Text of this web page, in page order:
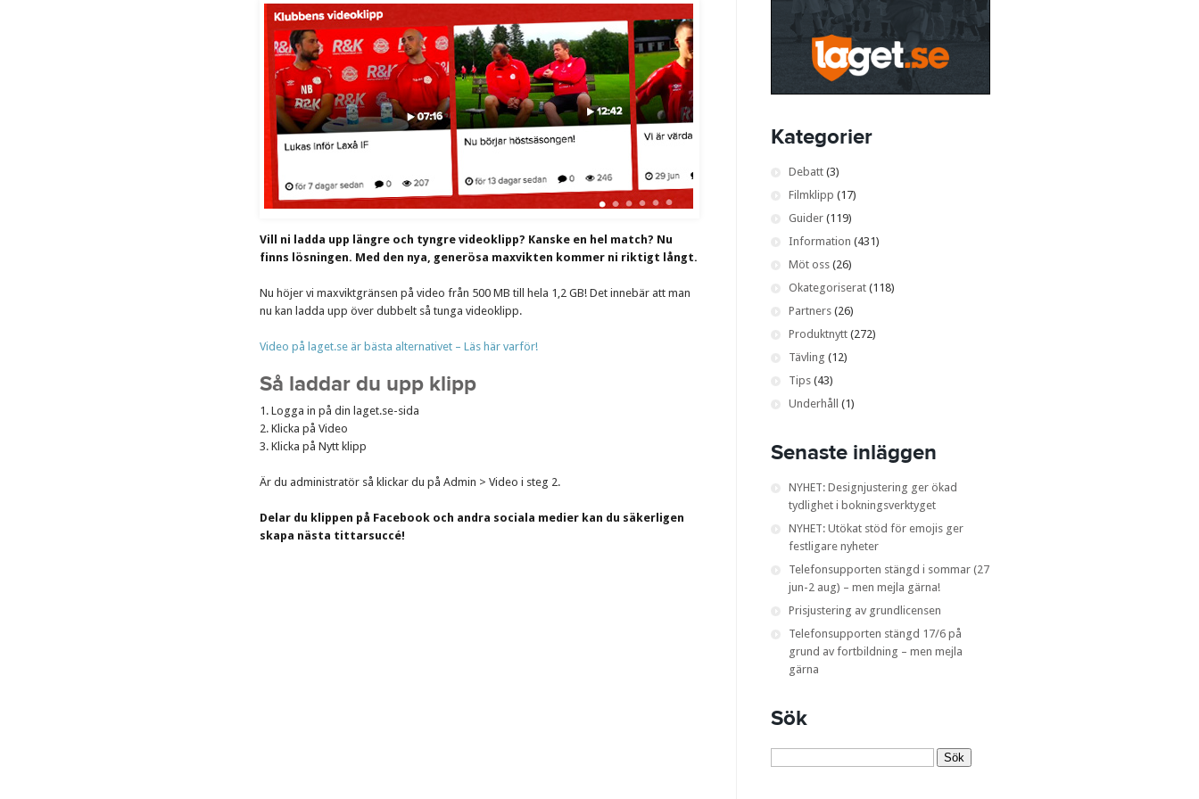
Vill ni ladda upp längre och tyngre videoklipp? Kanske en hel match? Nu
finns lösningen. Med den nya, generösa maxvikten kommer ni riktigt långt.
Nu höjer vi maxviktgränsen på video från 500 MB till hela 1,2 GB! Det innebär att man
nu kan ladda upp över dubbelt så tunga videoklipp.
Video på laget.se är bästa alternativet – Läs här varför!
Så laddar du upp klipp
1. Logga in på din laget.se-sida
2. Klicka på Video
3. Klicka på Nytt klipp
Är du administratör så klickar du på Admin > Video i steg 2.
Delar du klippen på Facebook och andra sociala medier kan du säkerligen
skapa nästa tittarsuccé!
Kategorier
Debatt (3)
Filmklipp (17)
Guider (119)
Information (431)
Möt oss (26)
Okategoriserat (118)
Partners (26)
Produktnytt (272)
Tävling (12)
Tips (43)
Underhåll
(1)
Senaste inläggen
NYHET: Designjustering ger ökad
tydlighet i bokningsverktyget
NYHET: Utökat stöd för emojis ger
festligare nyheter
Telefonsupporten stängd i sommar (27
jun-2 aug) – men mejla gärna!
Prisjustering av grundlicensen
Telefonsupporten stängd 17/6 på
grund av fortbildning – men mejla
gärna
Sök
Sök
efter: